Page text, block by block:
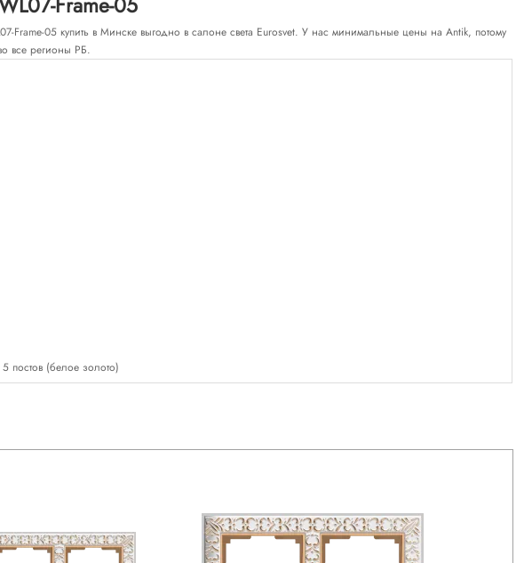
05 купить в Минске выгодно в салоне света Eurosvet. У нас минимальные цены на Antik, потому
все регионы РБ.
постов (белое золото)